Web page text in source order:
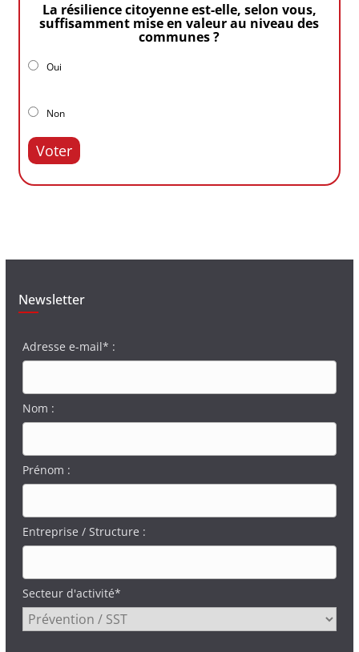
La résilience citoyenne est-elle, selon vous,
suffisamment mise en valeur au niveau des
communes ?
Oui
Non
Voter
Newsletter
Adresse e-mail* :
Nom :
Prénom :
Entreprise / Structure :
Secteur d'activité*